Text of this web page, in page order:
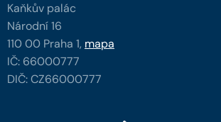
Kaňkův palác
Národní 16
110 00 Praha 1, mapa
IČ: 66000777
DIČ: CZ66000777